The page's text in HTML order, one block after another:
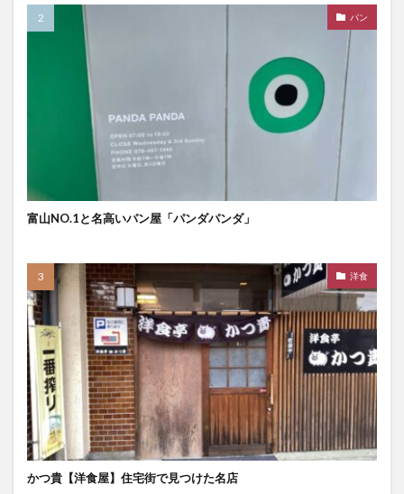
パン
富山NO.1と名高いパン屋「パンダパンダ」
洋食
かつ貴【洋食屋】住宅街で見つけた名店